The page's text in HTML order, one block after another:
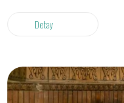
ve akşam yemeğinde aileniz ve
Detay